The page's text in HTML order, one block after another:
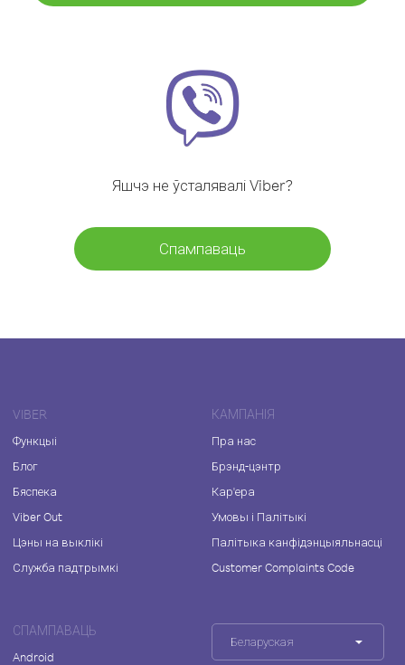
Яшчэ не ўсталявалі Viber?
Спампаваць
VIBER
Функцыі
Блог
Бяспека
Viber Out
Цэны на выклікі
Служба падтрымкі
КАМПАНІЯ
Пра нас
Брэнд-цэнтр
Кар'ера
Умовы і Палітыкі
Палітыка канфідэнцыяльнасці
Customer Complaints Code
СПАМПАВАЦЬ
Android
Беларуская